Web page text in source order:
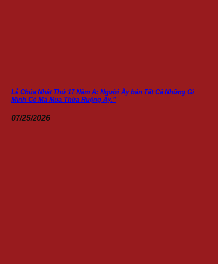
Lễ Chúa Nhật Thứ 17 Năm A: Người Ấy bán Tất Cả Những Gì
Mình Có Mà Mua Thửa Ruộng Ấy.”
07/25/2026